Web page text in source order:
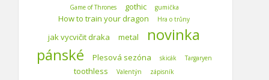
Game of Thrones
gothic gumička
How to train your dragon Hra o trůny
jak vycvičit draka metal
novinka
pánské
Plesová sezóna skicák Targaryen
toothless Valentýn zápisník